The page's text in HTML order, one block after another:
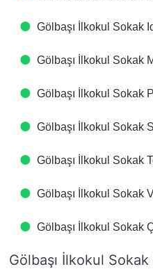
Gölbaşı İlkokul Sokak
Gölbaşı İlkokul Sokak
Gölbaşı İlkokul Sokak
Gölbaşı İlkokul Sokak
Gölbaşı İlkokul Sokak
Gölbaşı İlkokul Sokak
Gölbaşı İlkokul Sokak
Gölbaşı İlkokul